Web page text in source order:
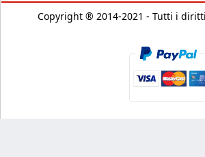
Copyright ® 2014-2021 - Tutti i